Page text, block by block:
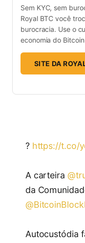
Sem KYC, sem
Royal BTC você
burocracia. Use o
economia do
SITE DA
? https://t.co/
A carteira
da
Autocustódia